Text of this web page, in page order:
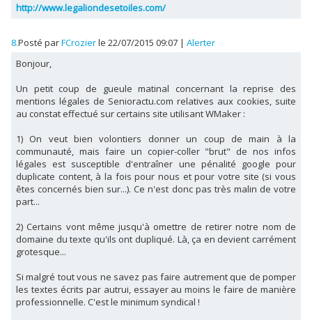
http://www.legaliondesetoiles.com/
8.Posté parFCrozierle 22/07/2015 09:07 | Alerter
Bonjour,
Un petit coup de gueule matinal concernant la reprise des
mentions légales de Senioractu.com relatives aux cookies, suite
au constat effectué sur certains site utilisant WMaker :
1) On veut bien volontiers donner un coup de main à la
communauté, mais faire un copier-coller "brut" de nos infos
légales est susceptible d'entraîner une pénalité google pour
duplicate content, à la fois pour nous et pour votre site (si vous
êtes concernés bien sur...). Ce n'est donc pas très malin de votre
part...
2) Certains vont même jusqu'à omettre de retirer notre nom de
domaine du texte qu'ils ont dupliqué. Là, ça en devient carrément
grotesque...
Si malgré tout vous ne savez pas faire autrement que de pomper
les textes écrits par autrui, essayer au moins le faire de manière
professionnelle. C'est le minimum syndical !